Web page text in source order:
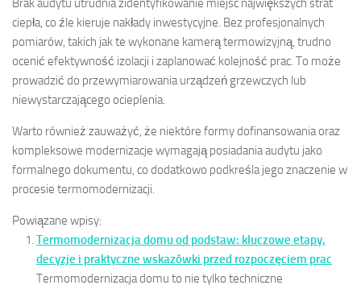
ciepła, co źle kieruje nakłady inwestycyjne. Bez profesjonalnych
pomiarów, takich jak te wykonane kamerą termowizyjną, trudno
ocenić efektywność izolacji i zaplanować kolejność prac. To może
prowadzić do przewymiarowania urządzeń grzewczych lub
niewystarczającego ocieplenia.
Warto również zauważyć, że niektóre formy dofinansowania oraz
kompleksowe modernizacje wymagają posiadania audytu jako
formalnego dokumentu, co dodatkowo podkreśla jego znaczenie w
procesie termomodernizacji.
Powiązane wpisy:
Termomodernizacja domu od podstaw: kluczowe etapy,
decyzje i praktyczne wskazówki przed rozpoczęciem prac
Termomodernizacja domu to nie tylko techniczne